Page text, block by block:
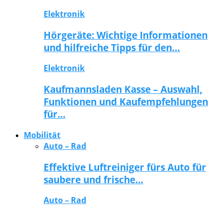
Elektronik
Hörgeräte: Wichtige Informationen
und hilfreiche Tipps für den…
Elektronik
Kaufmannsladen Kasse – Auswahl,
Funktionen und Kaufempfehlungen
für…
Mobilität
Auto – Rad
Effektive Luftreiniger fürs Auto für
saubere und frische…
Auto – Rad